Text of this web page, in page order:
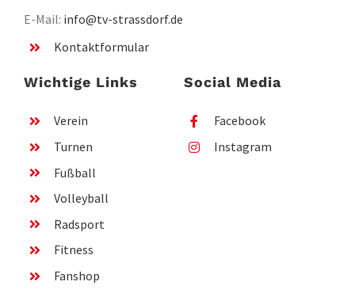
E-Mail: info@tv-strassdorf.de
Kontaktformular
Wichtige Links
Verein
Turnen
Fußball
Volleyball
Radsport
Fitness
Fanshop
Social Media
Facebook
Instagram